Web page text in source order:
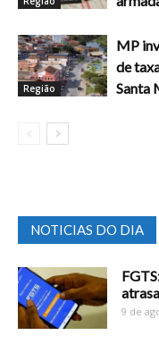
Região
MP
de
Santa
NOTICIAS DO DIA
9 de